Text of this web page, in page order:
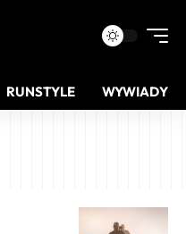
RUNSTYLE WYWIADY